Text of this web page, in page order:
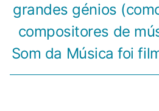
grandes génios
compositores de
Som da Música foi